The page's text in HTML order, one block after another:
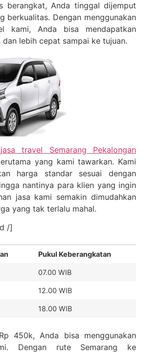
berangkat, Anda tinggal dijemput
berkualitas. Dengan menggunakan
kami, Anda bisa mendapatkan
lebih cepat sampai ke tujuan.
jasa travel Semarang Pekalongan
yang kami tawarkan. Kami
harga standar sesuai dengan
nantinya para klien yang ingin
jasa kami semakin dimudahkan
yang tak terlalu mahal.
/]
Pukul Keberangkatan
07.00 WIB
12.00 WIB
18.00 WIB
450k, Anda bisa menggunakan
Dengan rute Semarang ke